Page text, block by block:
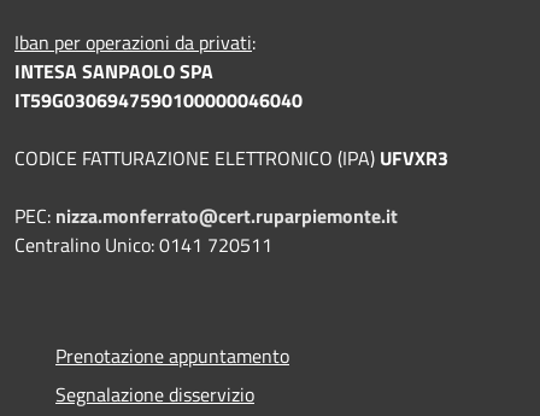
Iban per operazioni da privati:
INTESA SANPAOLO SPA
IT59G0306947590100000046040
CODICE FATTURAZIONE ELETTRONICO (IPA) UFVXR3
PEC: nizza.monferrato@cert.ruparpiemonte.it
Centralino Unico: 0141 720511
Prenotazione appuntamento
Segnalazione disservizio